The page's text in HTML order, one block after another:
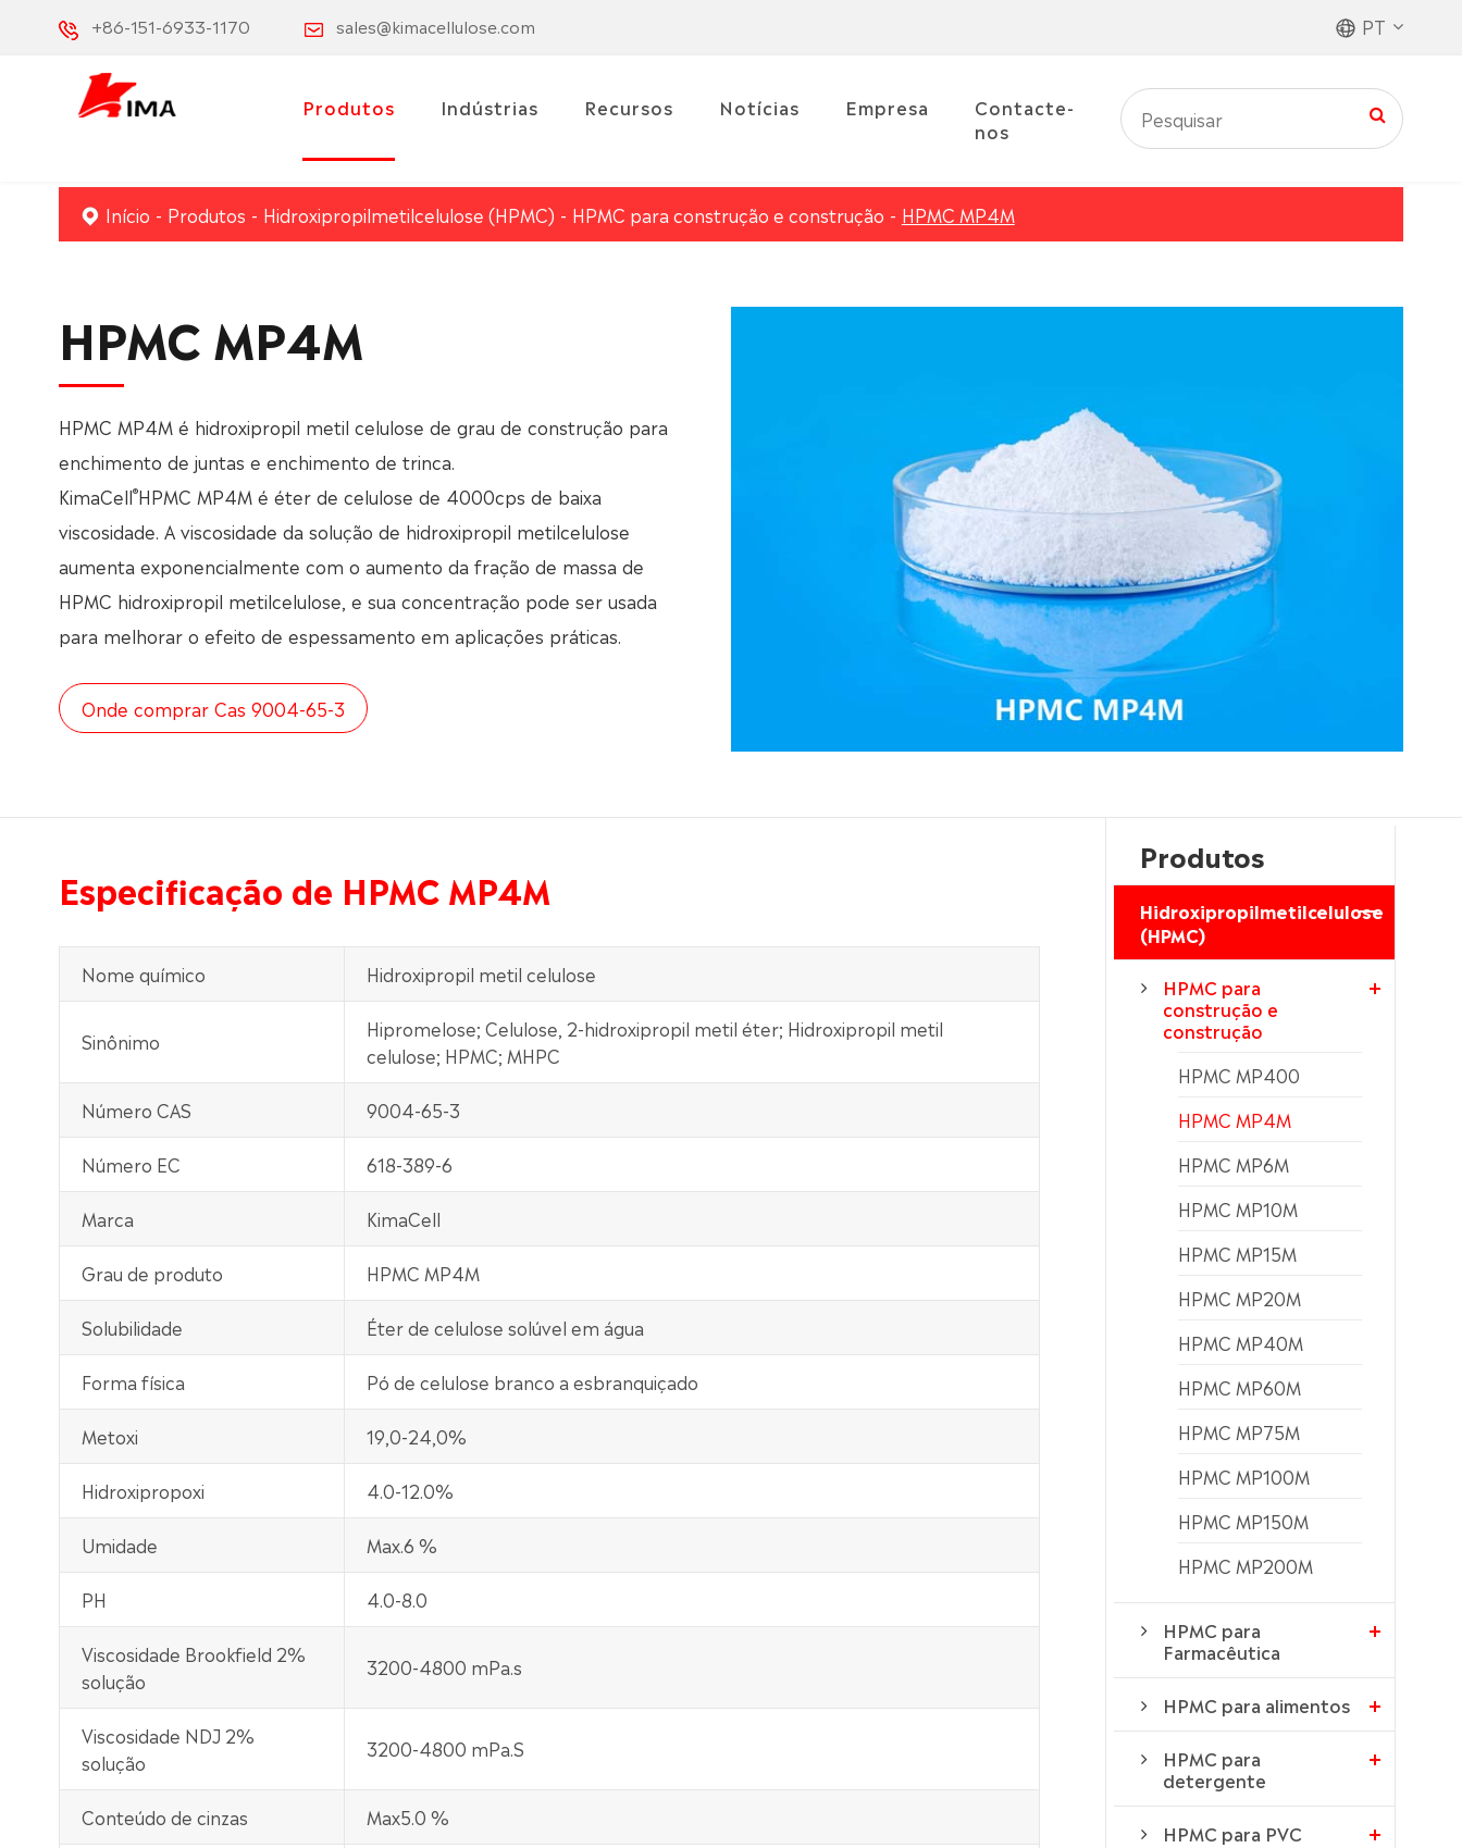
+86-151-6933-1170 sales@kimacellulose.com PT
Produtos Indústrias Recursos Notícias Empresa
Contacte-
nos
Início Produtos Hidroxipropilmetilcelulose (HPMC) HPMC para construção e construção HPMC MP4M
HPMC MP4M
HPMC MP4M é hidroxipropil metil celulose de grau de construção para
enchimento de juntas e enchimento de trinca.
KimaCell®HPMC MP4M é éter de celulose de 4000cps de baixa
viscosidade. A viscosidade da solução de hidroxipropil metilcelulose
aumenta exponencialmente com o aumento da fração de massa de
HPMC hidroxipropil metilcelulose, e sua concentração pode ser usada
para melhorar o efeito de espessamento em aplicações práticas.
Onde comprar Cas 9004-65-3
Especificação de HPMC MP4M
Nome químico Hidroxipropil metil celulose
Sinônimo
Hipromelose; Celulose, 2-hidroxipropil metil éter; Hidroxipropil metil
celulose; HPMC; MHPC
Número CAS 9004-65-3
Número EC 618-389-6
Marca KimaCell
Grau de produto HPMC MP4M
Solubilidade Éter de celulose solúvel em água
Forma física Pó de celulose branco a esbranquiçado
Metoxi 19,0-24,0%
Hidroxipropoxi 4.0-12.0%
Umidade Max.6 %
PH 4.0-8.0
Viscosidade Brookfield 2%
solução
3200-4800 mPa.s
Viscosidade NDJ 2%
solução
3200-4800 mPa.S
Conteúdo de cinzas Max5.0 %
Produtos
Hidroxipropilmetilcelulose
(HPMC)
HPMC para
construção e
construção
HPMC MP400
HPMC MP4M
HPMC MP6M
HPMC MP10M
HPMC MP15M
HPMC MP20M
HPMC MP40M
HPMC MP60M
HPMC MP75M
HPMC MP100M
HPMC MP150M
HPMC MP200M
HPMC para
Farmacêutica
HPMC para alimentos
HPMC para
detergente
HPMC para PVC